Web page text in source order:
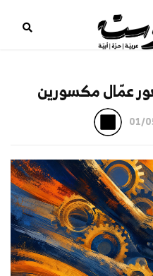
عمّال مكسورين
01/